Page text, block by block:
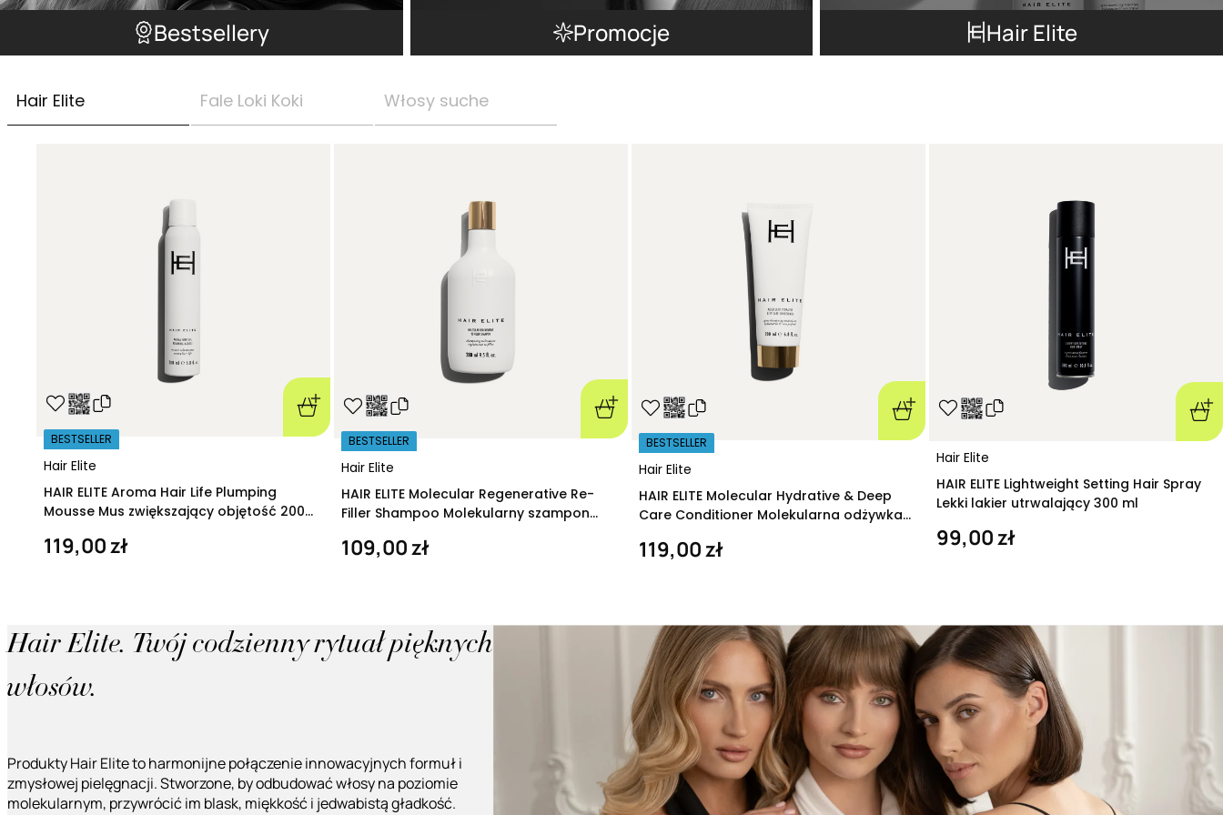
Bestsellery Promocje Hair Elite
Hair Elite Fale Loki Koki Włosy suche
Hair Elite
BESTSELLER
HAIR ELITE Aroma Hair Life Plumping
Mousse Mus zwiększający objętość 200
119,00 zł
Hair Elite
BESTSELLER
HAIR ELITE Molecular Regenerative Re-
Filler Shampoo Molekularny szampon
109,00 zł
Hair Elite
BESTSELLER
HAIR ELITE Molecular Hydrative & Deep
Care Conditioner Molekularna odżywka
119,00 zł
Hair Elite
HAIR ELITE Lightweight Setting Hair Spray
Lekki lakier utrwalający 300 ml
99,00 zł
Hair Elite. Twój codzienny rytuał pięknych
włosów.
Produkty Hair Elite to harmonijne połączenie innowacyjnych formuł i
zmysłowej pielęgnacji. Stworzone, by odbudować włosy na poziomie
molekularnym, przywrócić im blask, miękkość i jedwabistą gładkość.